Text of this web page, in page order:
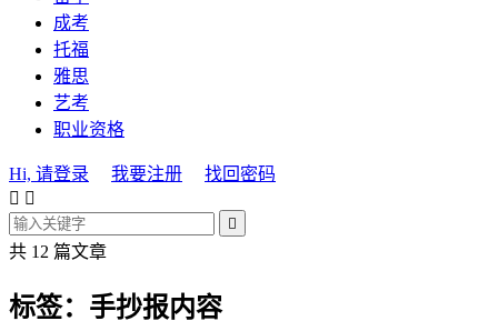
成考
托福
雅思
艺考
职业资格
Hi, 请登录 我要注册
找回密码
 

共 12 篇文章
标签：手抄报内容